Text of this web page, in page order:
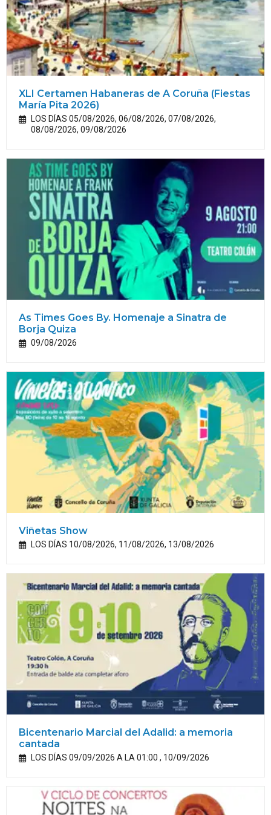
XLI Certamen Habaneras de A Coruña (Fiestas
María Pita 2026)
LOS DÍAS 05/08/2026, 06/08/2026, 07/08/2026,
08/08/2026, 09/08/2026
As Times Goes By. Homenaje a Sinatra de
Borja Quiza
09/08/2026
Viñetas Show
LOS DÍAS 10/08/2026, 11/08/2026, 13/08/2026
Bicentenario Marcial del Adalid: a memoria
cantada
LOS DÍAS 09/09/2026 A LA 01:00 , 10/09/2026